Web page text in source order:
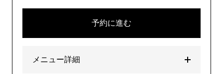
予約に進む
メニュー詳細